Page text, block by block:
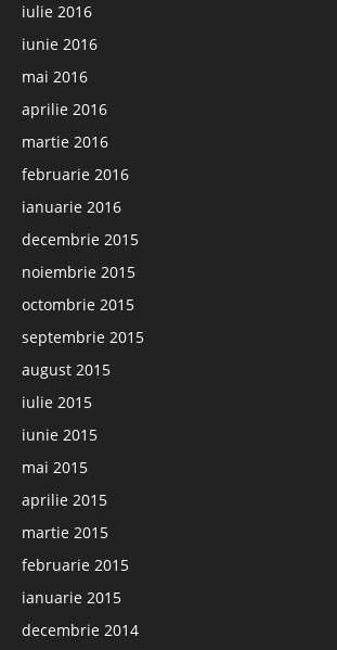
iulie 2016
iunie 2016
mai 2016
aprilie 2016
martie 2016
februarie 2016
ianuarie 2016
decembrie 2015
noiembrie 2015
octombrie 2015
septembrie 2015
august 2015
iulie 2015
iunie 2015
mai 2015
aprilie 2015
martie 2015
februarie 2015
ianuarie 2015
decembrie 2014